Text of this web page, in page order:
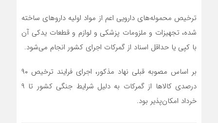
ترخیص محموله‌های دارویی اعم از مواد اولیه داروهای ساخته
شده، تجهیزات و ملزومات پزشکی و لوازم و قطعات یدکی آن
با کپی یا حداقل اسناد از گمرکات اجرای کشور انجام می‌شود.
بر اساس مصوبه قبلی نهاد مذکور، اجرای فرایند ترخیص ۹۰
درصدی کالاها از گمرکات به دلیل شرایط جنگی کشور تا ۹
خرداد امکان‌پذیر بود.